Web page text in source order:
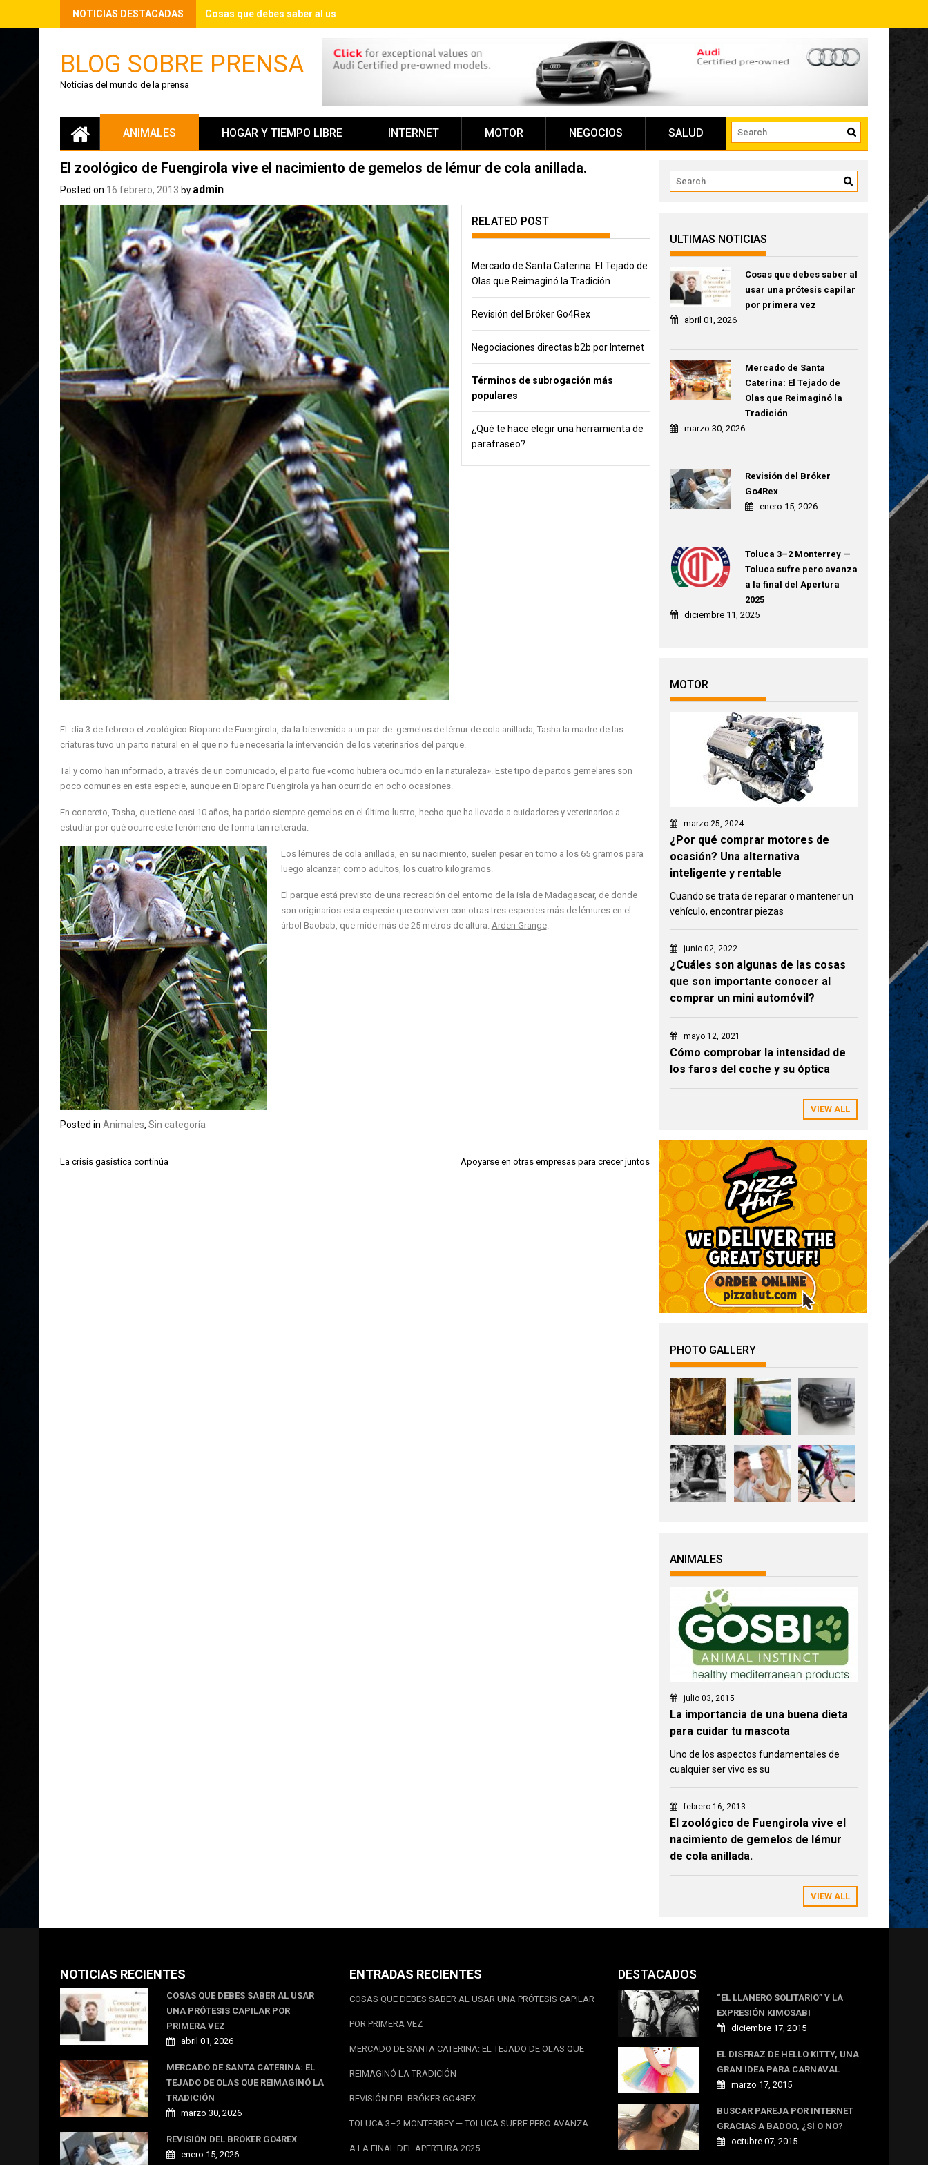
NOTICIAS DESTACADAS Cosas que debes saber al usar una prótesis capilar por primera vez
BLOG SOBRE PRENSA
Noticias del mundo de la prensa
ANIMALES HOGAR Y TIEMPO LIBRE INTERNET MOTOR NEGOCIOS SALUD
El zoológico de Fuengirola vive el nacimiento de gemelos de lémur de cola anillada.
Posted on 16 febrero, 2013 by admin
RELATED POST
Mercado de Santa Caterina: El Tejado de
Olas que Reimaginó la Tradición
Revisión del Bróker Go4Rex
Negociaciones directas b2b por Internet
Términos de subrogación más
populares
¿Qué te hace elegir una herramienta de
parafraseo?
El día 3 de febrero el zoológico Bioparc de Fuengirola, da la bienvenida a un par de gemelos de lémur de cola anillada, Tasha la madre de las
criaturas tuvo un parto natural en el que no fue necesaria la intervención de los veterinarios del parque.
Tal y como han informado, a través de un comunicado, el parto fue «como hubiera ocurrido en la naturaleza». Este tipo de partos gemelares son
poco comunes en esta especie, aunque en Bioparc Fuengirola ya han ocurrido en ocho ocasiones.
En concreto, Tasha, que tiene casi 10 años, ha parido siempre gemelos en el último lustro, hecho que ha llevado a cuidadores y veterinarios a
estudiar por qué ocurre este fenómeno de forma tan reiterada.
Los lémures de cola anillada, en su nacimiento, suelen pesar en torno a los 65 gramos para
luego alcanzar, como adultos, los cuatro kilogramos.
El parque está previsto de una recreación del entorno de la isla de Madagascar, de donde
son originarios esta especie que conviven con otras tres especies más de lémures en el
árbol Baobab, que mide más de 25 metros de altura. Arden Grange.
Posted in Animales, Sin categoría
Navegación
La crisis gasística continúa Apoyarse en otras empresas para crecer juntos
ULTIMAS NOTICIAS
Cosas que debes saber al
usar una prótesis capilar
por primera vez
abril 01, 2026
Mercado de Santa
Caterina: El Tejado de
Olas que Reimaginó la
Tradición
marzo 30, 2026
Revisión del Bróker
Go4Rex
enero 15, 2026
Toluca 3–2 Monterrey —
Toluca sufre pero avanza
a la final del Apertura
2025
diciembre 11, 2025
MOTOR
marzo 25, 2024
¿Por qué comprar motores de
ocasión? Una alternativa
inteligente y rentable
Cuando se trata de reparar o mantener un
vehículo, encontrar piezas
junio 02, 2022
¿Cuáles son algunas de las cosas
que son importante conocer al
comprar un mini automóvil?
mayo 12, 2021
Cómo comprobar la intensidad de
los faros del coche y su óptica
VIEW ALL
PHOTO GALLERY
ANIMALES
julio 03, 2015
La importancia de una buena dieta
para cuidar tu mascota
Uno de los aspectos fundamentales de
cualquier ser vivo es su
febrero 16, 2013
El zoológico de Fuengirola vive el
nacimiento de gemelos de lémur
de cola anillada.
VIEW ALL
NOTICIAS RECIENTES
COSAS QUE DEBES SABER AL USAR
UNA PRÓTESIS CAPILAR POR
PRIMERA VEZ
abril 01, 2026
MERCADO DE SANTA CATERINA: EL
TEJADO DE OLAS QUE REIMAGINÓ LA
TRADICIÓN
marzo 30, 2026
REVISIÓN DEL BRÓKER GO4REX
enero 15, 2026
ENTRADAS RECIENTES
COSAS QUE DEBES SABER AL USAR UNA PRÓTESIS CAPILAR
POR PRIMERA VEZ
MERCADO DE SANTA CATERINA: EL TEJADO DE OLAS QUE
REIMAGINÓ LA TRADICIÓN
REVISIÓN DEL BRÓKER GO4REX
TOLUCA 3–2 MONTERREY — TOLUCA SUFRE PERO AVANZA
A LA FINAL DEL APERTURA 2025
DESTACADOS
“EL LLANERO SOLITARIO” Y LA
EXPRESIÓN KIMOSABI
diciembre 17, 2015
EL DISFRAZ DE HELLO KITTY, UNA
GRAN IDEA PARA CARNAVAL
marzo 17, 2015
BUSCAR PAREJA POR INTERNET
GRACIAS A BADOO, ¿SÍ O NO?
octubre 07, 2015